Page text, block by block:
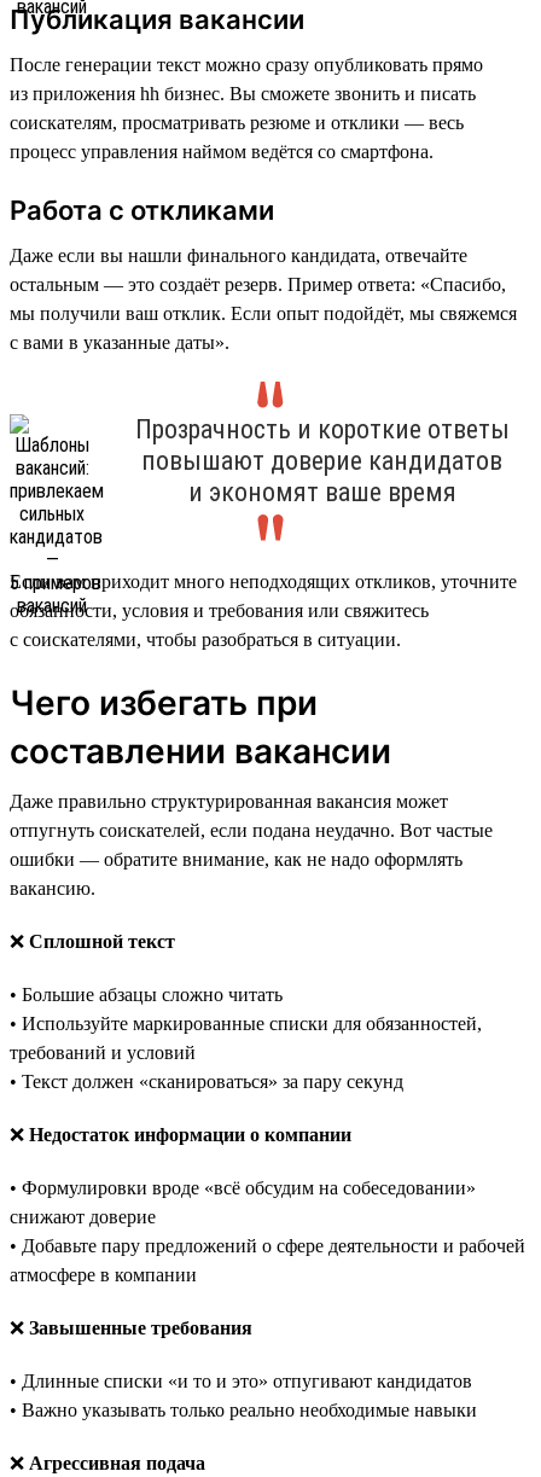
Публикация вакансии
После генерации текст можно сразу опубликовать прямо
из приложения hh бизнес. Вы сможете звонить и писать
соискателям, просматривать резюме и отклики — весь
процесс управления наймом ведётся со смартфона.
Работа с откликами
Даже если вы нашли финального кандидата, отвечайте
остальным — это создаёт резерв. Пример ответа: «Спасибо,
мы получили ваш отклик. Если опыт подойдёт, мы свяжемся
с вами в указанные даты».
Прозрачность и короткие ответы
повышают доверие кандидатов
и экономят ваше время
Если вам приходит много неподходящих откликов, уточните
обязанности, условия и требования или свяжитесь
с соискателями, чтобы разобраться в ситуации.
Чего избегать при
составлении вакансии
Даже правильно структурированная вакансия может
отпугнуть соискателей, если подана неудачно. Вот частые
ошибки — обратите внимание, как не надо оформлять
вакансию.
❌ Сплошной текст
• Большие абзацы сложно читать
• Используйте маркированные списки для обязанностей,
требований и условий
• Текст должен «сканироваться» за пару секунд
❌ Недостаток информации о компании
• Формулировки вроде «всё обсудим на собеседовании»
снижают доверие
• Добавьте пару предложений о сфере деятельности и рабочей
атмосфере в компании
❌ Завышенные требования
• Длинные списки «и то и это» отпугивают кандидатов
• Важно указывать только реально необходимые навыки
❌ Агрессивная подача